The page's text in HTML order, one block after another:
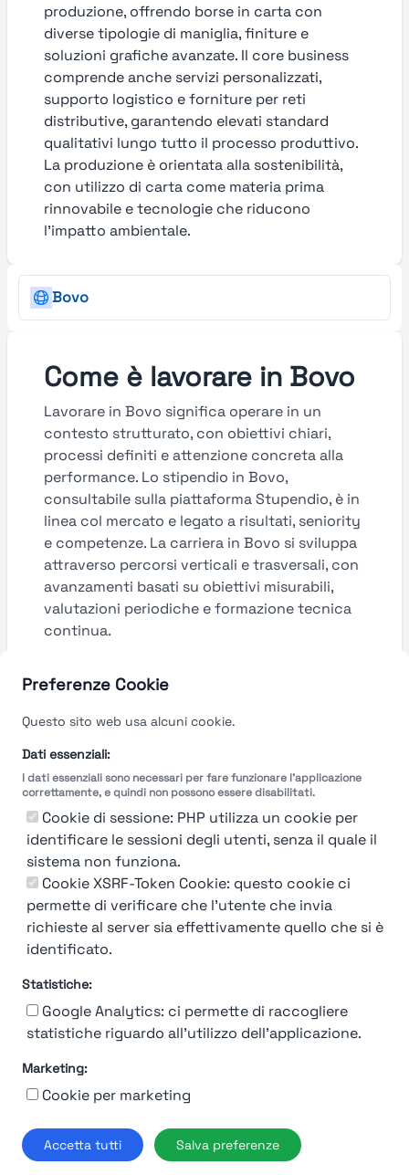
Preferenze Cookie
Questo sito web usa alcuni cookie.
Dati essenziali:
I dati essenziali sono necessari per fare funzionare l'applicazione
correttamente, e quindi non possono essere disabilitati.
Cookie di sessione: PHP utilizza un cookie per
identificare le sessioni degli utenti, senza il quale il
sistema non funziona.
Cookie XSRF-Token Cookie: questo cookie ci
permette di verificare che l'utente che invia
richieste al server sia effettivamente quello che si è
identificato.
Statistiche:
Google Analytics: ci permette di raccogliere
statistiche riguardo all'utilizzo dell'applicazione.
Marketing:
Cookie per marketing
Accetta tutti Salva preferenze
produzione, offrendo borse in carta con
diverse tipologie di maniglia, finiture e
soluzioni grafiche avanzate. Il core business
comprende anche servizi personalizzati,
supporto logistico e forniture per reti
distributive, garantendo elevati standard
qualitativi lungo tutto il processo produttivo.
La produzione è orientata alla sostenibilità,
con utilizzo di carta come materia prima
rinnovabile e tecnologie che riducono
l’impatto ambientale.
Bovo
Come è lavorare in Bovo
Lavorare in Bovo significa operare in un
contesto strutturato, con obiettivi chiari,
processi definiti e attenzione concreta alla
performance. Lo stipendio in Bovo,
consultabile sulla piattaforma Stupendio, è in
linea col mercato e legato a risultati, seniority
e competenze. La carriera in Bovo si sviluppa
attraverso percorsi verticali e trasversali, con
avanzamenti basati su obiettivi misurabili,
valutazioni periodiche e formazione tecnica
continua.
Guarda le valutazioni →
Termini e Condizioni
© 2019-2026 Stupendio. Tutti i diritti riservati | Smarteris S.r.l. P.IVA
02659750992 | Capitale Sociale € 2.550 i.v.